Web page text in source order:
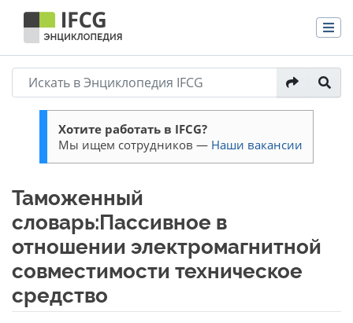
Хотите работать в IFCG?
Мы ищем сотрудников — Наши вакансии
Таможенный
словарь:Пассивное в
отношении электромагнитной
совместимости техническое
средство